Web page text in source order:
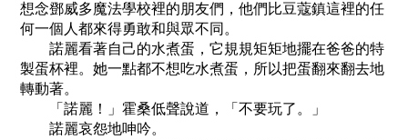
想念鄧威多魔法學校裡的朋友們，他們比豆蔻鎮這裡的任
何一個人都來得勇敢和與眾不同。
諾麗看著自己的水煮蛋，它規規矩矩地擺在爸爸的特
製蛋杯裡。她一點都不想吃水煮蛋，所以把蛋翻來翻去地
轉動著。
「諾麗！」霍桑低聲說道，「不要玩了。」
諾麗哀怨地呻吟。